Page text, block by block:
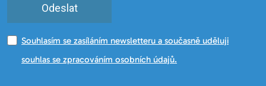
Odeslat
Souhlasím se zasíláním newsletteru a současně uděluji
souhlas se zpracováním osobních údajů.